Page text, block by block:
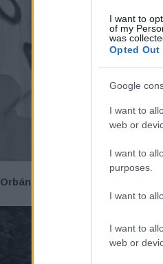
I want to
of my
was
Opted Out
Google
I want to
web or
I want to
purposes.
I want to
I want to
web or
Orbán Viktor a Fidesz